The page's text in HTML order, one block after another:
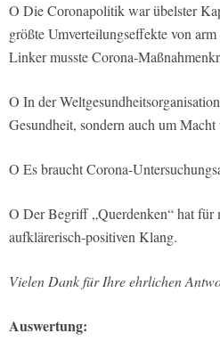
O Die Coronapolitik war übelster
größte Umverteilungseffekte von
Linker musste Corona-
O In der
Gesundheit, sondern auch um
O Es braucht Corona-
O Der Begriff „Querdenken“ hat für
aufklärerisch-positiven Klang.
Vielen Dank für Ihre ehrlichen
Auswertung: